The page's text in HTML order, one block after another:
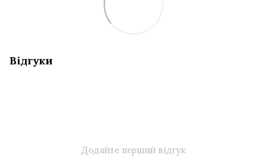
Відгуки
Додайте перший відгук